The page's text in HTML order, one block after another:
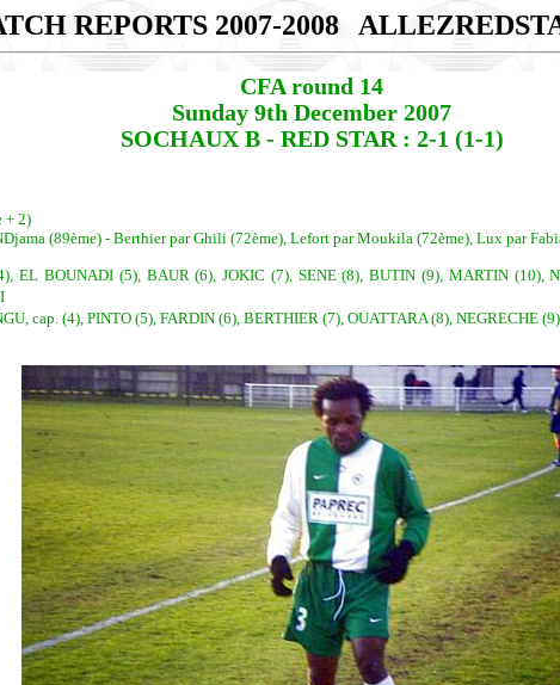
REPORTS 2007-2008
CFA round 14
Sunday 9th December 2007
SOCHAUX B - RED STAR : 2-1 (1-1)
+ 2)
(89ème) - Berthier par Ghili (72ème), Lefort par Moukila (72ème), Lux par
EL BOUNADI (5), BAUR (6), JOKIC (7), SENE (8), BUTIN (9), MARTIN
cap. (4), PINTO (5), FARDIN (6), BERTHIER (7), OUATTARA (8),